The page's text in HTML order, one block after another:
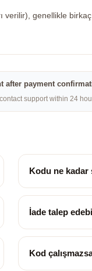
genellikle
payment
support within 24
Kodu ne kadar
İade talep
Kod